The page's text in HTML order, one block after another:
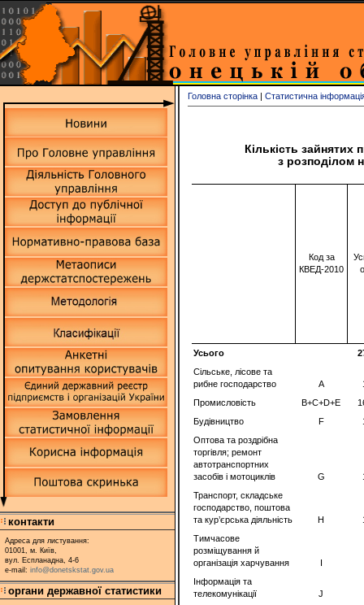
контакти
Адреса для листування:
01001, м. Київ,
вул. Еспланадна, 4-6
e-mail: info@donetskstat.gov.ua
органи державної статистики
Головна сторінка | Статистична
Кількість зайнятих
з розподілом
Код за
КВЕД-2010
Усього
Сільське, лісове та
рибне господарство
A
Промисловість
B+C+D+E
Будівництво
F
Оптова та роздрібна
торгівля; ремонт
автотранспортних
засобів і мотоциклів
G
Транспорт, складське
господарство, поштова
та кур’єрська діяльність
H
Тимчасове
розміщування й
організація харчування
I
Інформація та
телекомунікації
J